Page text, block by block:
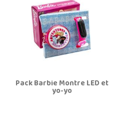
Pack Barbie Montre LED et
yo-yo